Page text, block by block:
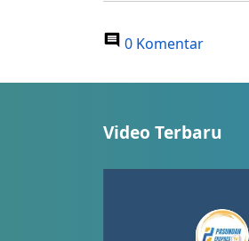
0 Komentar
Video Terbaru